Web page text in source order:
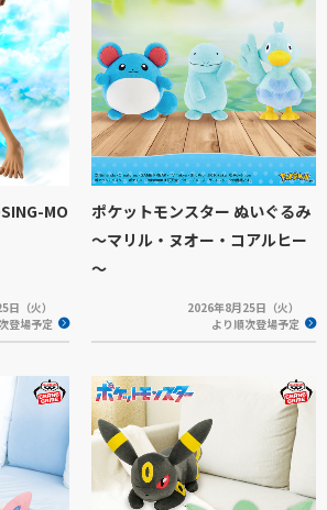
MO
日（火）
登場予定
ポケットモンスター ぬいぐるみ
～マリル・ヌオー・コアルヒー
～
2026年8月25日（火）
より順次登場予定